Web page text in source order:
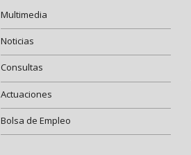
Multimedia
Noticias
Consultas
Actuaciones
Bolsa de Empleo